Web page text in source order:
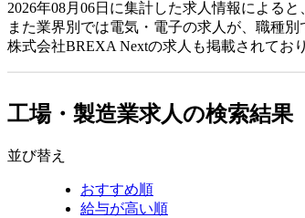
2026年08月06日に集計した求人情報による
また業界別では電気・電子の求人が、職種
株式会社BREXA Nextの求人も掲載されてお
工場・製造業求人の検索結果
並び替え
おすすめ順
給与が高い順